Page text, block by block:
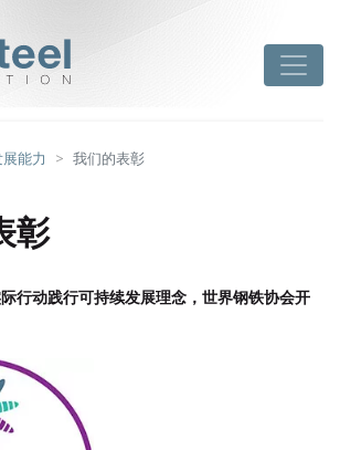
能力 我们的表彰
彰
行动践行可持续发展理念，世界钢铁协会开